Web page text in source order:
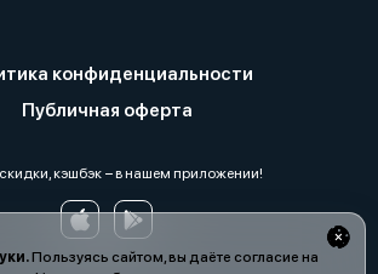
Пользуясь сайтом, вы даёте согласие на
конфиденциальности
Публичная оферта
кэшбэк − в нашем приложении!